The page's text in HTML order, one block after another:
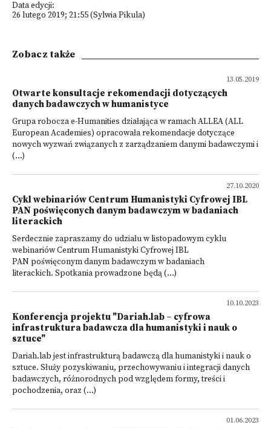
Data edycji:
26 lutego 2019; 21:55 (Sylwia Pikula)
Zobacz także
13.05.2019
Otwarte konsultacje rekomendacji dotyczących
danych badawczych w humanistyce
Grupa robocza e-Humanities działająca w ramach ALLEA (ALL
European Academies) opracowała rekomendacje dotyczące
nowych wyzwań związanych z zarządzaniem danymi badawczymi i
(...)
27.10.2020
Cykl webinariów Centrum Humanistyki Cyfrowej IBL
PAN poświęconych danym badawczym w badaniach
literackich
Serdecznie zapraszamy do udziału w listopadowym cyklu
webinariów Centrum Humanistyki Cyfrowej IBL
PAN poświęconym danym badawczym w badaniach
literackich. Spotkania prowadzone będą (...)
10.10.2023
Konferencja projektu "Dariah.lab – cyfrowa
infrastruktura badawcza dla humanistyki i nauk o
sztuce"
Dariah.lab jest infrastrukturą badawczą dla humanistyki i nauk o
sztuce. Służy pozyskiwaniu, przechowywaniu i integracji danych
badawczych, różnorodnych pod względem formy, treści i
pochodzenia, oraz (...)
01.06.2023